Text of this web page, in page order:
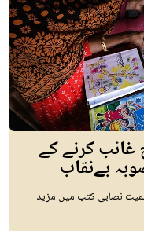
کرنے کے
بےنقاب
نصابی کتب میں مزید